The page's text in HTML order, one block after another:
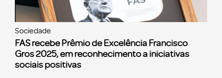
Sociedade
FAS recebe Prêmio de Excelência Francisco
Gros 2025, em reconhecimento a iniciativas
sociais positivas